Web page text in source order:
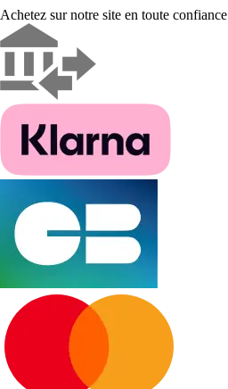
Achetez sur notre site en toute confiance